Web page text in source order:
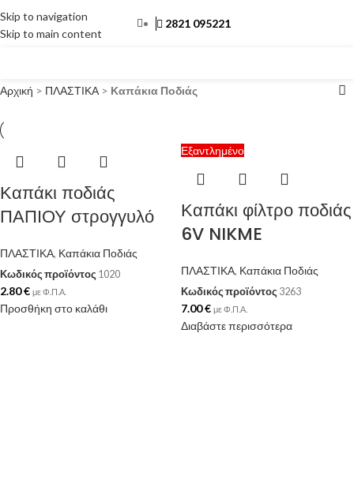
Skip to navigation
Skip to main content
2821 095221
Αρχική > ΠΛΑΣΤΙΚΑ > Καπάκια Ποδιάς
Καπάκι ποδιάς
ΠΑΠΙΟΥ στρογγυλό
ΠΛΑΣΤΙΚΑ, Καπάκια Ποδιάς
Κωδικός προϊόντος 1020
2.80€ με Φ.Π.Α.
Προσθήκη στο καλάθι
Εξαντλημένο
Καπάκι φίλτρο ποδιάς
6V NIKME
ΠΛΑΣΤΙΚΑ, Καπάκια Ποδιάς
Κωδικός προϊόντος 3263
7.00€ με Φ.Π.Α.
Διαβάστε περισσότερα